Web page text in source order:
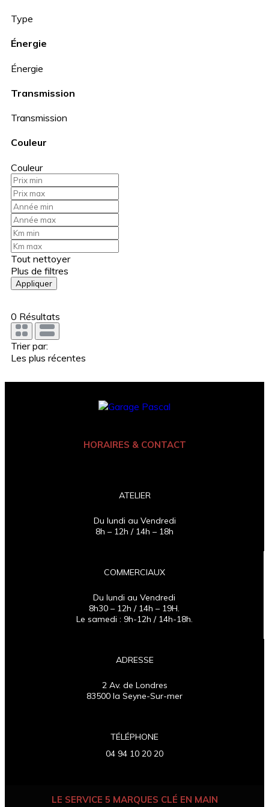
Type
Énergie
Énergie
Transmission
Transmission
Couleur
Couleur
Tout nettoyer
Plus de filtres
Appliquer
0 Résultats
Trier par:
Les plus récentes
HORAIRES & CONTACT
ATELIER
Du lundi au Vendredi
8h – 12h / 14h – 18h
COMMERCIAUX
Du lundi au Vendredi
8h30 – 12h / 14h – 19H.
Le samedi : 9h-12h / 14h-18h.
ADRESSE
2 Av. de Londres
83500 la Seyne-Sur-mer
TÉLÉPHONE
04 94 10 20 20
LE SERVICE 5 MARQUES CLÉ EN MAIN